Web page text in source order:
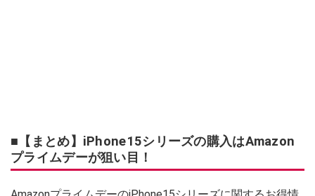
■【まとめ】iPhone15シリーズの購入はAmazon
プライムデーが狙い目！